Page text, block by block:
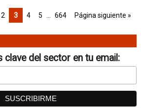
2 3 4 5 664 Página siguiente »
clave del sector en tu email: